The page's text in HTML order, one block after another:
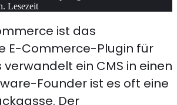
Lesezeit
ist das
E-Commerce-Plugin für
verwandelt ein CMS in einen
Founder ist es oft eine
Der